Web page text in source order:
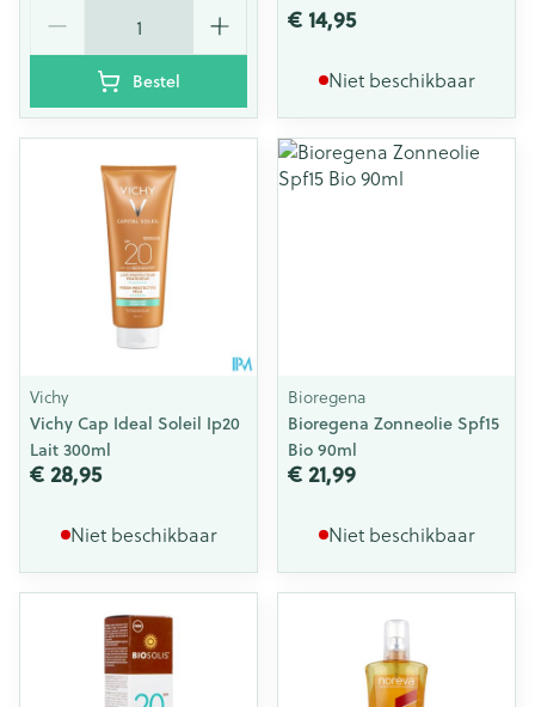
Bestel
€ 14,95
Niet beschikbaar
Vichy
Vichy Cap Ideal Soleil Ip20
Lait 300ml
€ 28,95
Niet beschikbaar
Bioregena
Bioregena Zonneolie Spf15
Bio 90ml
€ 21,99
Niet beschikbaar